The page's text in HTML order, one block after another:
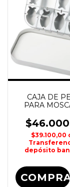
CAJA DE
PARA
ALUMINIO
$39.100,00
depósito